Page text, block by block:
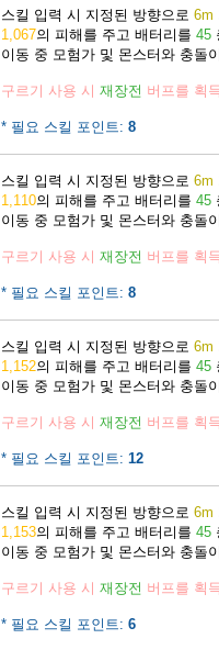
스킬 입력 시 지정된 방향으로 6m
1,067의 피해를 주고 배터리를 45
이동 중 모험가 및 몬스터와 충돌
구르기 사용 시 재장전 버프를 획
* 필요 스킬 포인트: 8
스킬 입력 시 지정된 방향으로 6m
1,110의 피해를 주고 배터리를 45
이동 중 모험가 및 몬스터와 충돌
구르기 사용 시 재장전 버프를 획
* 필요 스킬 포인트: 8
스킬 입력 시 지정된 방향으로 6m
1,152의 피해를 주고 배터리를 45
이동 중 모험가 및 몬스터와 충돌
구르기 사용 시 재장전 버프를 획
* 필요 스킬 포인트: 12
스킬 입력 시 지정된 방향으로 6m
1,153의 피해를 주고 배터리를 45
이동 중 모험가 및 몬스터와 충돌
구르기 사용 시 재장전 버프를 획
* 필요 스킬 포인트: 6